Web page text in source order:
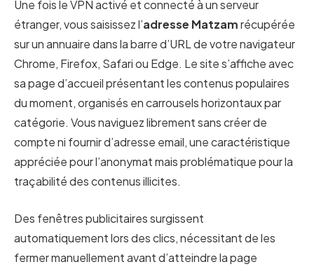
Une fois le VPN activé et connecté à un serveur
étranger, vous saisissez l’adresse Matzamrécupérée
sur un annuaire dans la barre d’URL de votre navigateur
Chrome, Firefox, Safari ou Edge. Le site s’affiche avec
sa page d’accueil présentant les contenus populaires
du moment, organisés en carrousels horizontaux par
catégorie. Vous naviguez librement sans créer de
compte ni fournir d’adresse email, une caractéristique
appréciée pour l’anonymat mais problématique pour la
traçabilité des contenus illicites.
Des fenêtres publicitaires surgissent
automatiquement lors des clics, nécessitant de les
fermer manuellement avant d’atteindre la page